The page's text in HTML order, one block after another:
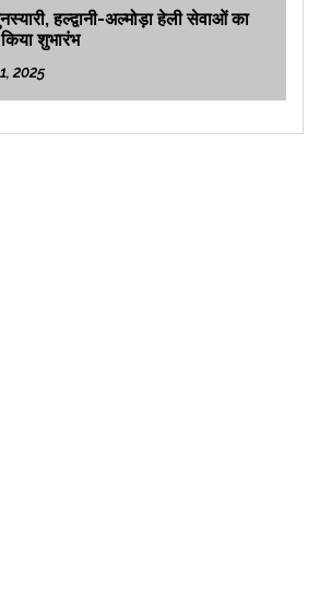
हल्द्वानी-अल्मोड़ा हेली सेवाओं का
शुभारंभ
2025